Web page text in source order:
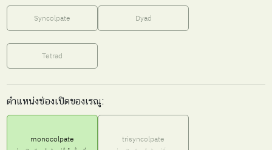
Syncolpate Dyad
Tetrad
ตำแหน่งช่องเปิดของเรณู:
monocolpate trisyncolpate